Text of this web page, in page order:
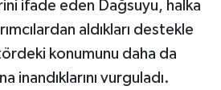
ifade eden Dağsuyu, halka
aldıkları destekle
konumunu daha da
inandıklarını vurguladı.